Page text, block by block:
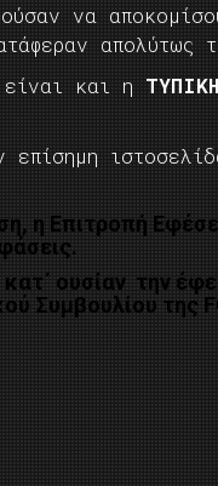
να
απολύτως
και η ΤΥΠΙΚΗ
η Επιτροπή
κατ΄ ουσίαν την
Συμβουλίου της